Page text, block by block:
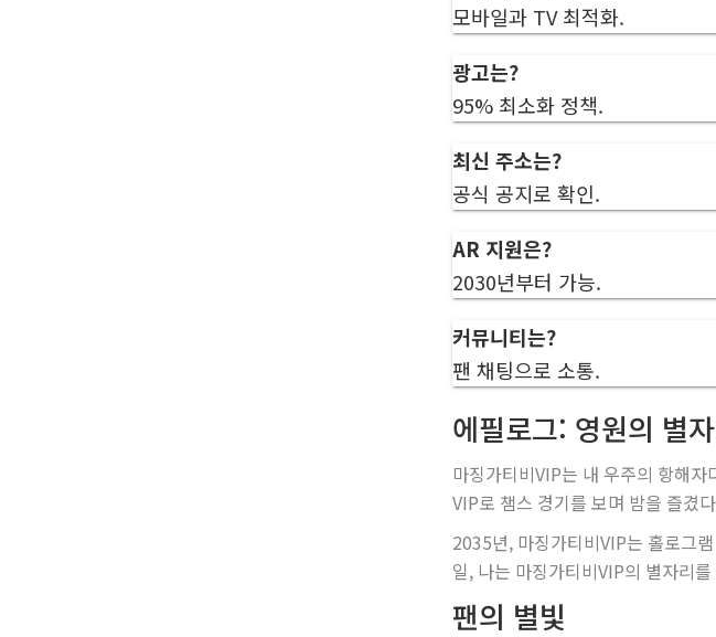
모바일과 TV 최적화.
광고는?
95% 최소화 정책.
최신 주소는?
공식 공지로 확인.
AR 지원은?
2030년부터 가능.
커뮤니티는?
팬 채팅으로 소통.
에필로그: 영원의 별
마징가티비VIP는 내 우주의 항해
VIP로 챔스 경기를 보며 밤을 즐겼
2035년, 마징가티비VIP는 홀로그
일, 나는 마징가티비VIP의 별자리
팬의 별빛